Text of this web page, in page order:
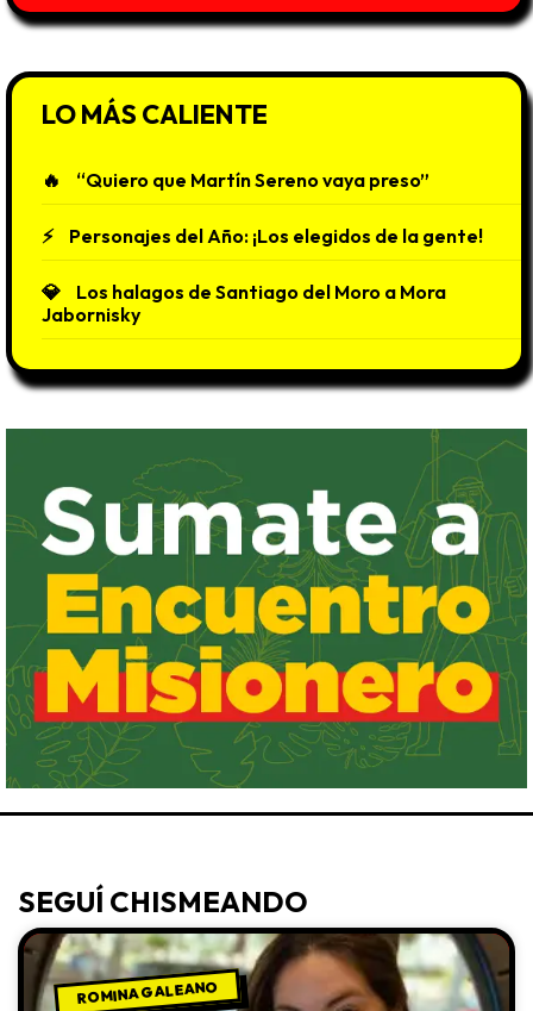
LO MÁS CALIENTE
“Quiero que Martín Sereno vaya preso”
Personajes del Año: ¡Los elegidos de la gente!
Los halagos de Santiago del Moro a Mora
Jabornisky
SEGUÍ CHISMEANDO
ROMINA GALEANO